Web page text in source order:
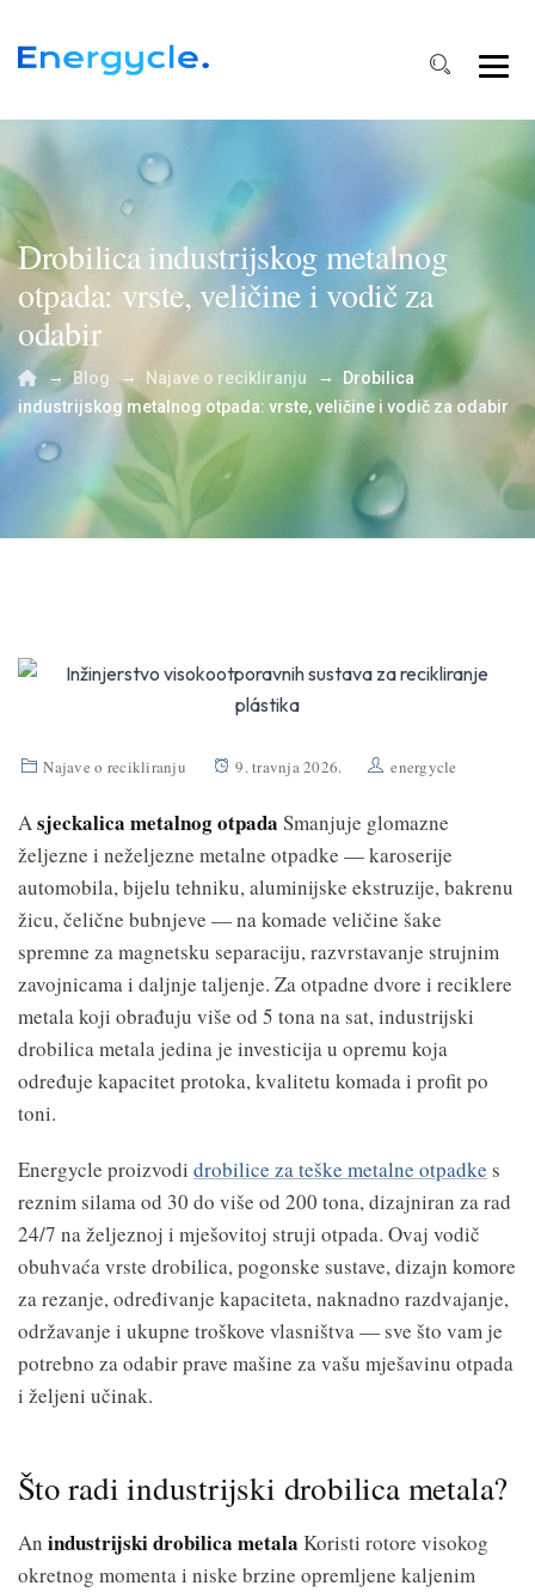
Drobilica industrijskog metalnog
otpada: vrste, veličine i vodič za
odabir
→ Blog → Najave o recikliranju →
Drobilica
industrijskog metalnog otpada: vrste, veličine i vodič za odabir
Najave o recikliranju 9. travnja 2026. energycle
Asjeckalica metalnog otpada Smanjuje glomazne
željezne i neželjezne metalne otpadke — karoserije
automobila, bijelu tehniku, aluminijske ekstruzije, bakrenu
žicu, čelične bubnjeve — na komade veličine šake
spremne za magnetsku separaciju, razvrstavanje strujnim
zavojnicama i daljnje taljenje. Za otpadne dvore i reciklere
metala koji obrađuju više od 5 tona na sat, industrijski
drobilica metala jedina je investicija u opremu koja
određuje kapacitet protoka, kvalitetu komada i profit po
toni.
Energycle proizvodi drobilice za teške metalne otpadke s
reznim silama od 30 do više od 200 tona, dizajniran za rad
24/7 na željeznoj i mješovitoj struji otpada. Ovaj vodič
obuhvaća vrste drobilica, pogonske sustave, dizajn komore
za rezanje, određivanje kapaciteta, naknadno razdvajanje,
održavanje i ukupne troškove vlasništva — sve što vam je
potrebno za odabir prave mašine za vašu mješavinu otpada
i željeni učinak.
Što radi industrijski drobilica metala?
An industrijski drobilica metala Koristi rotore visokog
okretnog momenta i niske brzine opremljene kaljenim